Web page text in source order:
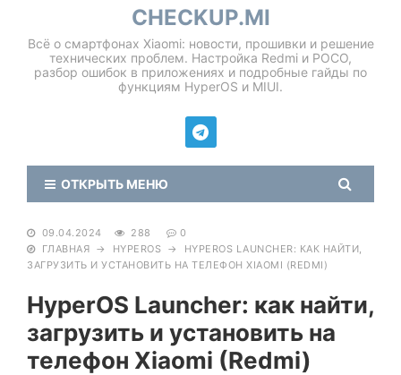
CHECKUP.MI
Всё о смартфонах Xiaomi: новости, прошивки и решение
технических проблем. Настройка Redmi и POCO,
разбор ошибок в приложениях и подробные гайды по
функциям HyperOS и MIUI.
ОТКРЫТЬ МЕНЮ
09.04.2024 288
0
ГЛАВНАЯ → HYPEROS →
HYPEROS LAUNCHER: КАК НАЙТИ,
ЗАГРУЗИТЬ И УСТАНОВИТЬ НА ТЕЛЕФОН XIAOMI (REDMI)
HyperOS Launcher: как найти,
загрузить и установить на
телефон Xiaomi (Redmi)